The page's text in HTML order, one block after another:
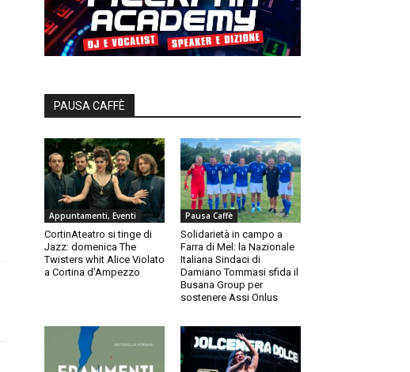
PAUSA CAFFÈ
Appuntamenti, Eventi
CortinAteatro si tinge di
Jazz: domenica The
Twisters whit Alice Violato
a Cortina d’Ampezzo
Pausa Caffè
Solidarietà in campo a
Farra di Mel: la Nazionale
Italiana Sindaci di
Damiano Tommasi sfida il
Busana Group per
sostenere Assi Onlus